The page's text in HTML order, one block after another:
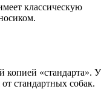
классическую
копией «стандарта». У
стандартных собак.